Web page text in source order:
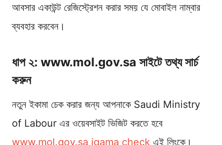
আবসার একাউন্ট রেজিস্ট্রেশন করার সময় যে মোবাইল নাম্বার
ব্যবহার করবেন।
ধাপ ২: www.mol.gov.sa সাইটে তথ্য সার্চ
করুন
নতুন ইকামা চেক করার জন্য আপনাকে Saudi Ministry
of Labour এর ওয়েবসাইট ভিজিট করতে হবে
www.mol.gov.sa iqama check এই লিংকে।